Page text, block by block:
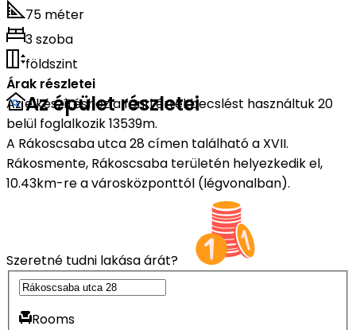
75 méter
3 szoba
földszint
Árak részletei
Az elkészítéshez a fenti értékbecslést használtuk 20
belül foglalkozik 13539m.
Az épület részletei
A Rákoscsaba utca 28 címen található a XVII.
Rákosmente, Rákoscsaba területén helyezkedik el,
10.43km-re a városközponttól (légvonalban).
Szeretné tudni lakása árát?
Rooms